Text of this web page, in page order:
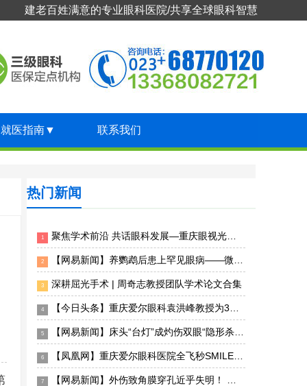
建老百姓满意的专业眼科医院/共享全球眼科智慧
就医指南▼ 联系我们
热门新闻
1 聚焦学术前沿 共话眼科发展—重庆眼视光眼科医院专家团受邀出席2026年第十届临床眼科大会
2 【网易新闻】养鹦鹉后患上罕见眼病——微孢子虫急性浅层角结膜炎 重庆眼视光眼科医院精准揪出“元凶”
3 深耕屈光手术 | 周奇志教授团队学术论文合集
4 【今日头条】重庆爱尔眼科袁洪峰教授为3岁患儿实施西藏首例儿童眼眶恶性肿瘤手术成功“保命”
5 【网易新闻】床头“台灯”成灼伤双眼“隐形杀手”——重庆眼视光眼科医院深夜接诊电光性眼炎患者
6 【凤凰网】重庆爱尔眼科医院全飞秒SMILE pro散光矫正增强版上线，智能化散光矫正更精准
7 【网易新闻】外伤致角膜穿孔近乎失明！ 重庆眼视光眼科医院紧急角膜移植成功保眼球获光明